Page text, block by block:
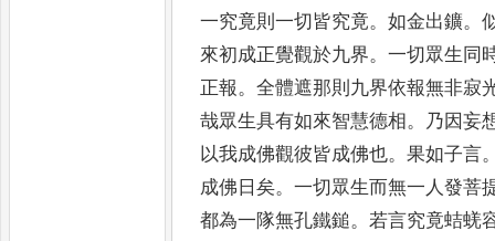
一究竟則一切皆究竟。如金出鑛。
來初成正覺觀於九界。一切眾生同
正報。全體遮那則九界依報無非寂
哉眾生具有如來智慧德相。
乃因妄
以我成佛觀彼皆成佛也。果如子言
成佛日矣。一切眾生而無一 人發菩
都為一隊無孔鐵鎚。若言究竟蛣蜣